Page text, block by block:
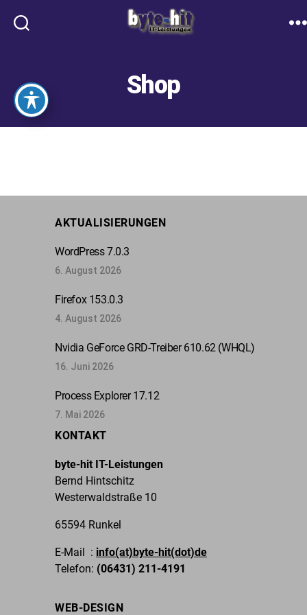
Shop
AKTUALISIERUNGEN
WordPress 7.0.3
6. August 2026
Firefox 153.0.3
4. August 2026
Nvidia GeForce GRD-Treiber 610.62 (WHQL)
16. Juni 2026
Process Explorer 17.12
7. Mai 2026
KONTAKT
byte-hit IT-Leistungen
Bernd Hintschitz
Westerwaldstraße 10
65594 Runkel
E-Mail : info(at)byte-hit(dot)de
Telefon: (06431) 211-4191
WEB-DESIGN